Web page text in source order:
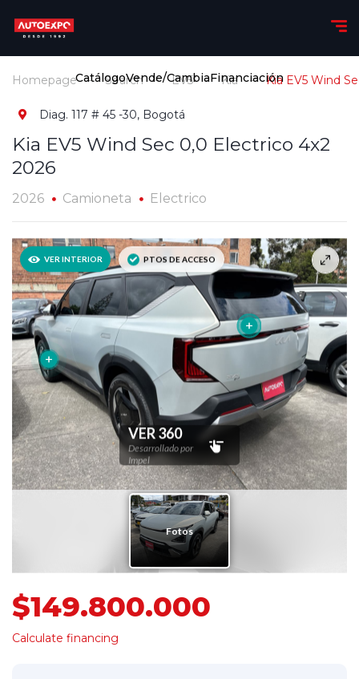
CatálogoVende/CambiaFinanciación
Homepage Search EV5 Kia Kia EV5 Wind
Diag. 117 # 45 -30, Bogotá
Kia EV5 Wind Sec 0,0 Electrico 4x2
2026
2026 Camioneta Electrico
$149.800.000
Calculate financing